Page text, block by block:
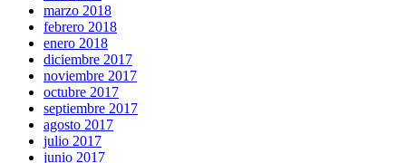
marzo 2018
febrero 2018
enero 2018
diciembre 2017
noviembre 2017
octubre 2017
septiembre 2017
agosto 2017
julio 2017
junio 2017